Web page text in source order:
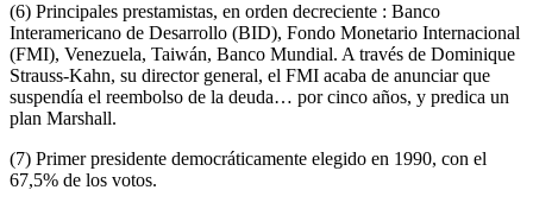
(6) Principales prestamistas, en orden decreciente : Banco
Interamericano de Desarrollo (BID), Fondo Monetario Internacional
(FMI), Venezuela, Taiwán, Banco Mundial. A través de Dominique
Strauss-Kahn, su director general, el FMI acaba de anunciar que
suspendía el reembolso de la deuda… por cinco años, y predica un
plan Marshall.
(7) Primer presidente democráticamente elegido en 1990, con el
67,5% de los votos.